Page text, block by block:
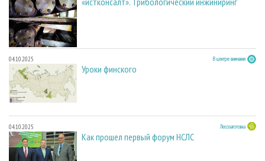
04.10.2025 В центре внимания
Уроки финского
04.10.2025 Лесозаготовка
Как прошел первый форум НСЛС